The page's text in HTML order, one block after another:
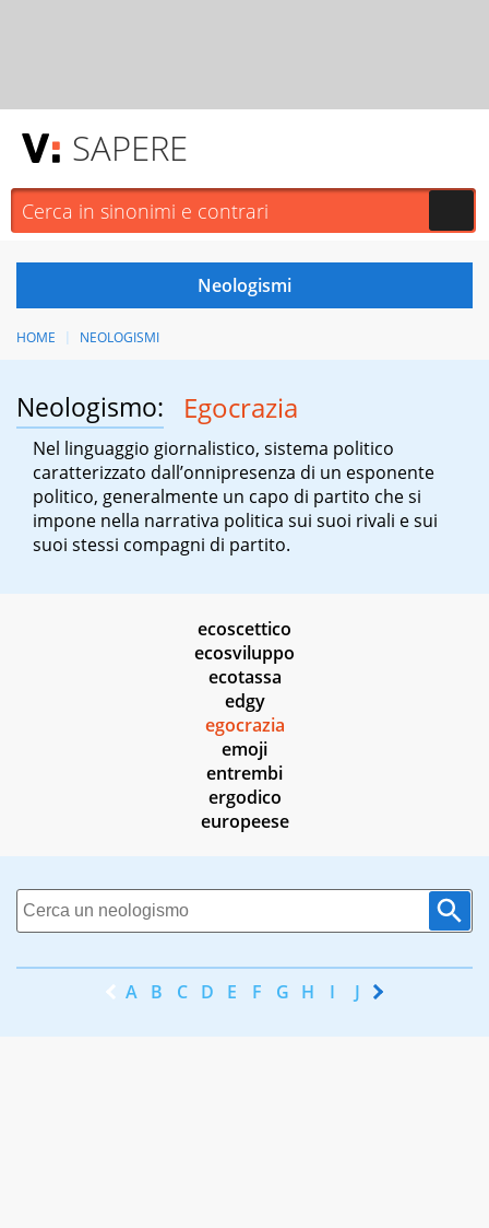
SAPERE
HOME NEOLOGISMI
Neologismo: Egocrazia
Nel linguaggio giornalistico, sistema politico
caratterizzato dall’onnipresenza di un esponente
politico, generalmente un capo di partito che si
impone nella narrativa politica sui suoi rivali e sui
suoi stessi compagni di partito.
ecoscettico
ecosviluppo
ecotassa
edgy
egocrazia
emoji
entrembi
ergodico
europeese
A B C D E F G H I J K